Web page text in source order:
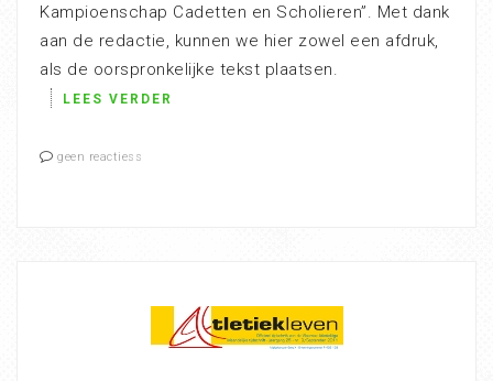
Kampioenschap Cadetten en Scholieren”. Met dank
aan de redactie, kunnen we hier zowel een afdruk,
als de oorspronkelijke tekst plaatsen.
LEES VERDER
geen reactiess